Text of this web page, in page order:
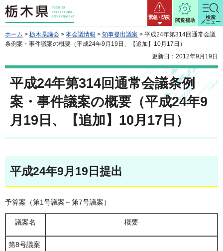
栃木県 緊急・防災
閲覧補助
検索
メニュー
ホーム > 栃木県議会 > 本会議情報 > 知事提出議案 > 平成24年第314回通常会議
条例案・事件議案の概要（平成24年9月19日、【追加】10月17日）
更新日：2012年9月19日
平成24年第314回通常会議条例
案・事件議案の概要（平成24年9
月19日、【追加】10月17日）
平成24年9月19日提出
予算案（第1号議案～第7号議案）
議案名 概要
第8号議案